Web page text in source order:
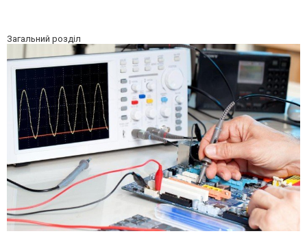
Загальний розділ